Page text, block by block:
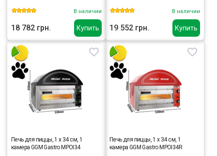
Купить
В наличии
18 782 грн. Купить
В наличии
19 552 грн.
Печь для пиццы, 1 х 34 см, 1
камера GGM Gastro MPOI34
Печь для пиццы, 1 х 34 см, 1
камера GGM Gastro MPOI34R